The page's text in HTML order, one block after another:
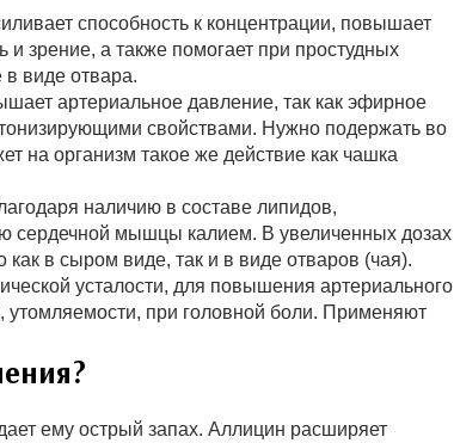
способность к концентрации, повышает
зрение, а также помогает при простудных
виде отвара.
артериальное давление, так как эфирное
свойствами. Нужно подержать во
на организм такое же действие как чашка
наличию в составе липидов,
сердечной мышцы калием. В увеличенных дозах
в сыром виде, так и в виде отваров (чая).
усталости, для повышения артериального
при головной боли. Применяют
ему острый запах. Аллицин расширяет